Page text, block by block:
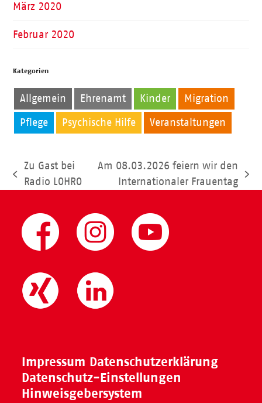
März 2020
Februar 2020
Kategorien
Allgemein Ehrenamt Kinder Migration
Pflege Psychische Hilfe Veranstaltungen
vorheriger
Zu Gast bei
Radio LOHRO
Nächster
Am 08.03.2026 feiern wir den
Internationaler Frauentag
Impressum Datenschutzerklärung
Datenschutz-Einstellungen
Hinweisgebersystem